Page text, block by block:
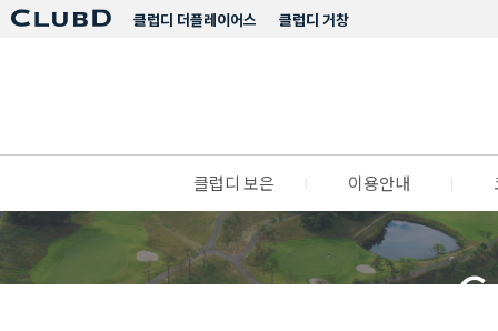
클럽디 거창
클럽디 더플레이어스
클럽디 보은 이용안내